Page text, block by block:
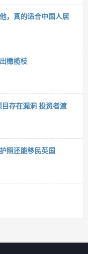
，真的适合中国人居
橄榄枝
存在漏洞 投资者渡
照还能移民英国